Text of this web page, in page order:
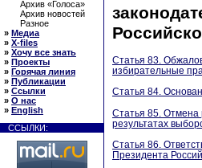
Архив «Голоса»
Архив новостей
Разное
» Медиа
» X-files
» Хочу все знать
» Проекты
» Горячая линия
» Публикации
» Ссылки
» О нас
» English
ССЫЛКИ:
Статья 83.
избирательные
Статья 84.
Статья 85. Отмена
результатах
Статья 86.
Президента